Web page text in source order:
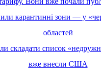
карантинні зони — у
областей
складати список
вже внесли США